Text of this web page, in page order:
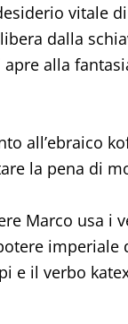
vitale
dalla
alla
all’ebraico
la pena di
Marco usa i
e il verbo